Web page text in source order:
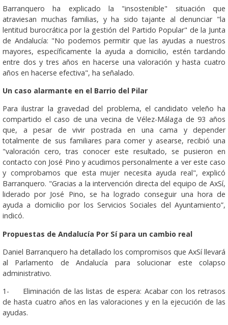
Barranquero ha explicado la "insostenible" situación que
atraviesan muchas familias, y ha sido tajante al denunciar "la
lentitud burocrática por la gestión del Partido Popular" de la Junta
de Andalucía: "No podemos permitir que las ayudas a nuestros
mayores, específicamente la ayuda a domicilio, estén tardando
entre dos y tres años en hacerse una valoración y hasta cuatro
años en hacerse efectiva", ha señalado.
Un caso alarmante en el Barrio del Pilar
Para ilustrar la gravedad del problema, el candidato veleño ha
compartido el caso de una vecina de Vélez-Málaga de 93 años
que, a pesar de vivir postrada en una cama y depender
totalmente de sus familiares para comer y asearse, recibió una
"valoración cero, tras conocer este resultado, se pusieron en
contacto con José Pino y acudimos personalmente a ver este caso
y comprobamos que esta mujer necesita ayuda real", explicó
Barranquero. "Gracias a la intervención directa del equipo de AxSí,
liderado por José Pino, se ha logrado conseguir una hora de
ayuda a domicilio por los Servicios Sociales del Ayuntamiento”,
indicó.
Propuestas de Andalucía Por Sí para un cambio real
Daniel Barranquero ha detallado los compromisos que AxSí llevará
al Parlamento de Andalucía para solucionar este colapso
administrativo.
1- Eliminación de las listas de espera: Acabar con los retrasos
de hasta cuatro años en las valoraciones y en la ejecución de las
ayudas.